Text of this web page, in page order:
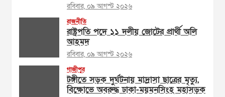
রবিবার, ০৯ আগস্ট ২০২৬
রাজনীতি
রাষ্ট্রপতি পদে ১১ দলীয় জোটের প্রার্থী অলি
আহমদ
রবিবার, ০৯ আগস্ট ২০২৬
গাজীপুর
টঙ্গীতে সড়ক দুর্ঘটনায় মাদ্রাসা ছাত্রের মৃত্যু,
বিক্ষোভে অবরুদ্ধ ঢাকা-ময়মনসিংহ মহাসড়ক